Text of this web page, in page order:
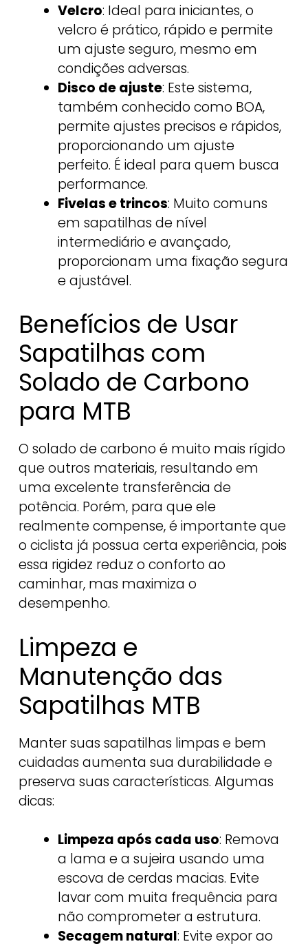
Velcro: Ideal para iniciantes, o
velcro é prático, rápido e permite
um ajuste seguro, mesmo em
condições adversas.
Disco de ajuste: Este sistema,
também conhecido como BOA,
permite ajustes precisos e rápidos,
proporcionando um ajuste
perfeito. É ideal para quem busca
performance.
Fivelas e trincos: Muito comuns
em sapatilhas de nível
intermediário e avançado,
proporcionam uma fixação segura
e ajustável.
Benefícios de Usar
Sapatilhas com
Solado de Carbono
para MTB
O solado de carbono é muito mais rígido
que outros materiais, resultando em
uma excelente transferência de
potência. Porém, para que ele
realmente compense, é importante que
o ciclista já possua certa experiência, pois
essa rigidez reduz o conforto ao
caminhar, mas maximiza o
desempenho.
Limpeza e
Manutenção das
Sapatilhas MTB
Manter suas sapatilhas limpas e bem
cuidadas aumenta sua durabilidade e
preserva suas características. Algumas
dicas:
Limpeza após cada uso: Remova
a lama e a sujeira usando uma
escova de cerdas macias. Evite
lavar com muita frequência para
não comprometer a estrutura.
Secagem natural: Evite expor ao